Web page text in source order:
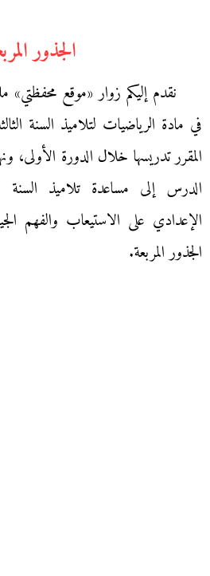
الجذور
نقدم إليكم زوار «موقع
في مادة الرياضيات لتلاميذ السنة
المقرر تدريسها خلال الدورة الأولى،
الدرس إلى مساعدة تلاميذ السنة
الإعدادي على الاستيعاب والفهم
الجذور المربعة.